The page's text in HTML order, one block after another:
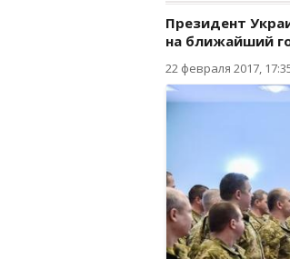
Президент
на ближайший
22 февраля 2017,